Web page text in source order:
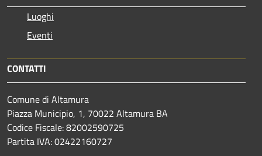
Luoghi
Eventi
CONTATTI
Comune di Altamura
Piazza Municipio, 1, 70022 Altamura BA
Codice Fiscale: 82002590725
Partita IVA: 02422160727